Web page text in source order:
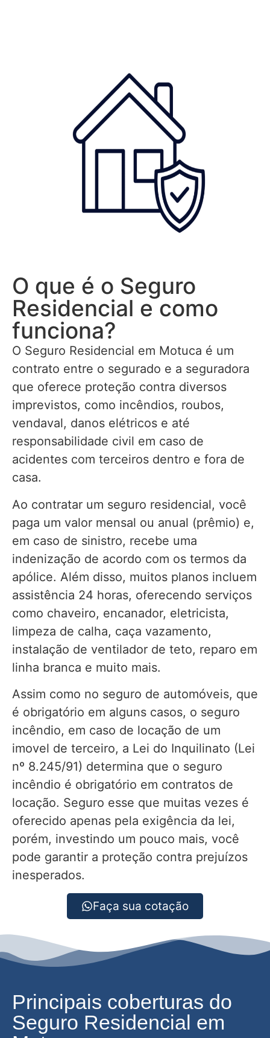
O que é o Seguro
Residencial e como
funciona?
O Seguro Residencial em Motuca é um
contrato entre o segurado e a seguradora
que oferece proteção contra diversos
imprevistos, como incêndios, roubos,
vendaval, danos elétricos e até
responsabilidade civil em caso de
acidentes com terceiros dentro e fora de
casa.
Ao contratar um seguro residencial, você
paga um valor mensal ou anual (prêmio) e,
em caso de sinistro, recebe uma
indenização de acordo com os termos da
apólice. Além disso, muitos planos incluem
assistência 24 horas, oferecendo serviços
como chaveiro, encanador, eletricista,
limpeza de calha, caça vazamento,
instalação de ventilador de teto, reparo em
linha branca e muito mais.
Assim como no seguro de automóveis, que
é obrigatório em alguns casos, o seguro
incêndio, em caso de locação de um
imovel de terceiro, a Lei do Inquilinato (Lei
nº 8.245/91) determina que o seguro
incêndio é obrigatório em contratos de
locação. Seguro esse que muitas vezes é
oferecido apenas pela exigência da lei,
porém, investindo um pouco mais, você
pode garantir a proteção contra prejuízos
inesperados.
Faça sua cotação
Principais coberturas do
Seguro Residencial em